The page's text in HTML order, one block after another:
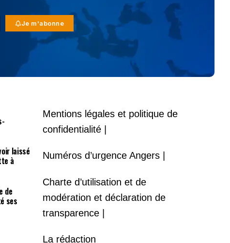
Je m'abonne
laissé
à
de
ses
Mentions légales et politique de
confidentialité |
Numéros d’urgence Angers |
Charte d’utilisation et de
modération et déclaration de
transparence |
La rédaction